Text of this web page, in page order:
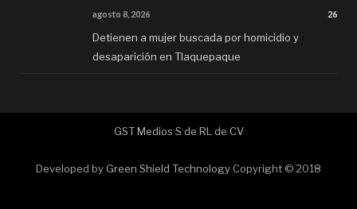
agosto 8, 2026 26
Detienen a mujer buscada por homicidio y
desaparición en Tlaquepaque
GST Medios S de RL de CV
Developed by Green Shield Technology Copyright © 2018